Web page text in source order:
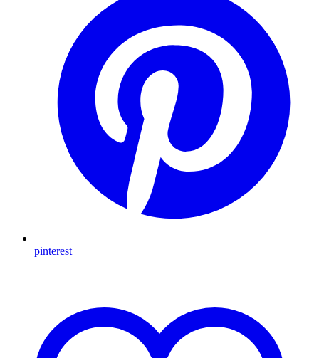
pinterest